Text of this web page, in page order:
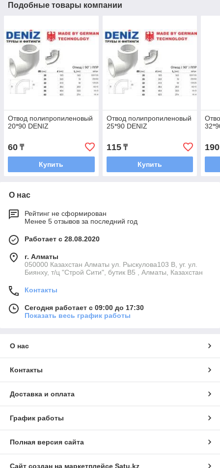
Подобные товары компании
Отвод полипропиленовый
20*90 DENIZ
60 ₸
Купить
Отвод полипропиленовый
25*90 DENIZ
115₸
Купить
190
О нас
Рейтинг не сформирован
Менее 5 отзывов за последний год
Работает с 28.08.2020
г. Алматы
050000 Казахстан Алматы ул. Рыскулова103 В, уг. ул.
Биянху, т/ц "Строй Сити", бутик В5 , Алматы, Казахстан
Контакты
Сегодня работает с 09:00 до 17:30
Показать весь график работы
О нас
Контакты
Доставка и оплата
График работы
Полная версия сайта
Сайт создан на маркетплейсе Satu.kz